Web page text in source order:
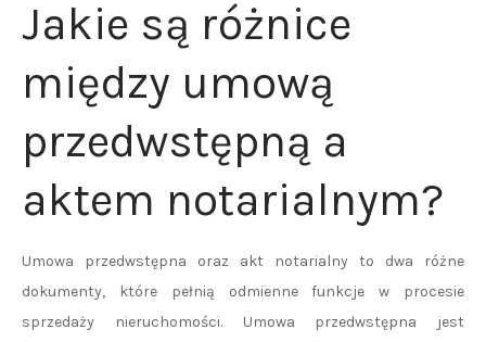
Jakie są różnice
między umową
przedwstępną a
aktem notarialnym?
Umowa przedwstępna oraz akt notarialny to dwa różne
dokumenty, które pełnią odmienne funkcje w procesie
sprzedaży nieruchomości. Umowa przedwstępna jest